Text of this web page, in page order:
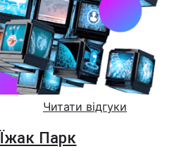
Читати відгуки
Їжак Парк